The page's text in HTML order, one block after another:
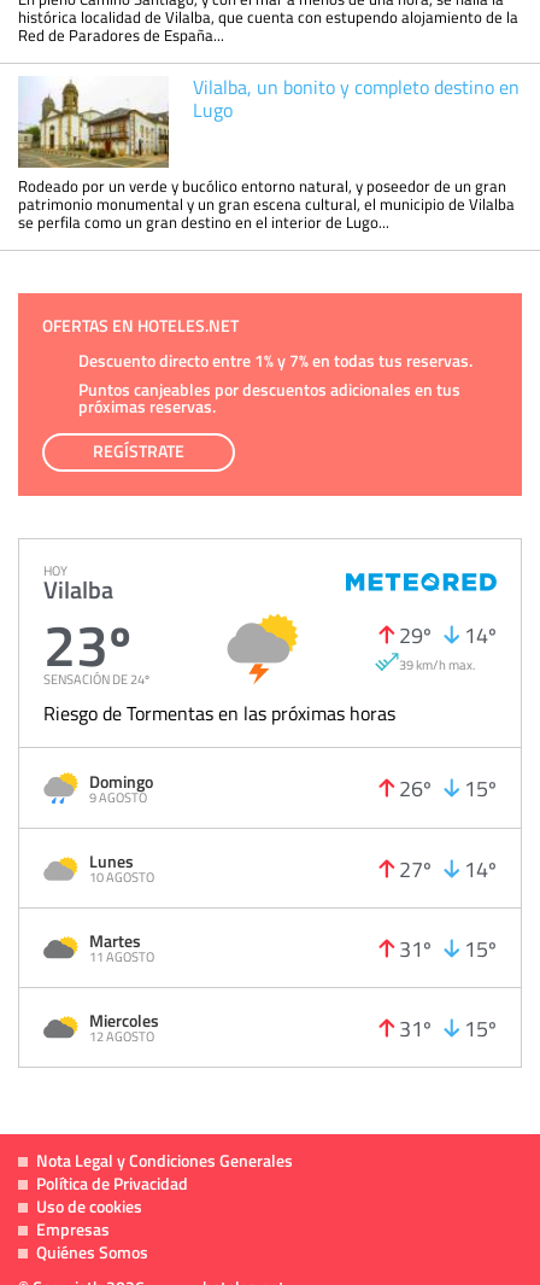
histórica localidad de Vilalba, que cuenta con estupendo alojamiento de la
Red de Paradores de España...
Vilalba, un bonito y completo destino en
Lugo
Rodeado por un verde y bucólico entorno natural, y poseedor de un gran
patrimonio monumental y un gran escena cultural, el municipio de Vilalba
se perfila como un gran destino en el interior de Lugo...
OFERTAS EN HOTELES.NET
Descuento directo entre 1% y 7% en todas tus reservas.
Puntos canjeables por descuentos adicionales en tus
próximas reservas.
REGÍSTRATE
HOY
Vilalba
23º
SENSACIÓN DE 24º
29º 14º
39 km/h max.
Riesgo de Tormentas en las próximas horas
Domingo
9 AGOSTO 26º 15º
Lunes
10 AGOSTO 27º 14º
Martes
11 AGOSTO 31º 15º
Miercoles
12 AGOSTO 31º 15º
Nota Legal y Condiciones Generales
Política de Privacidad
Uso de cookies
Empresas
Quiénes Somos